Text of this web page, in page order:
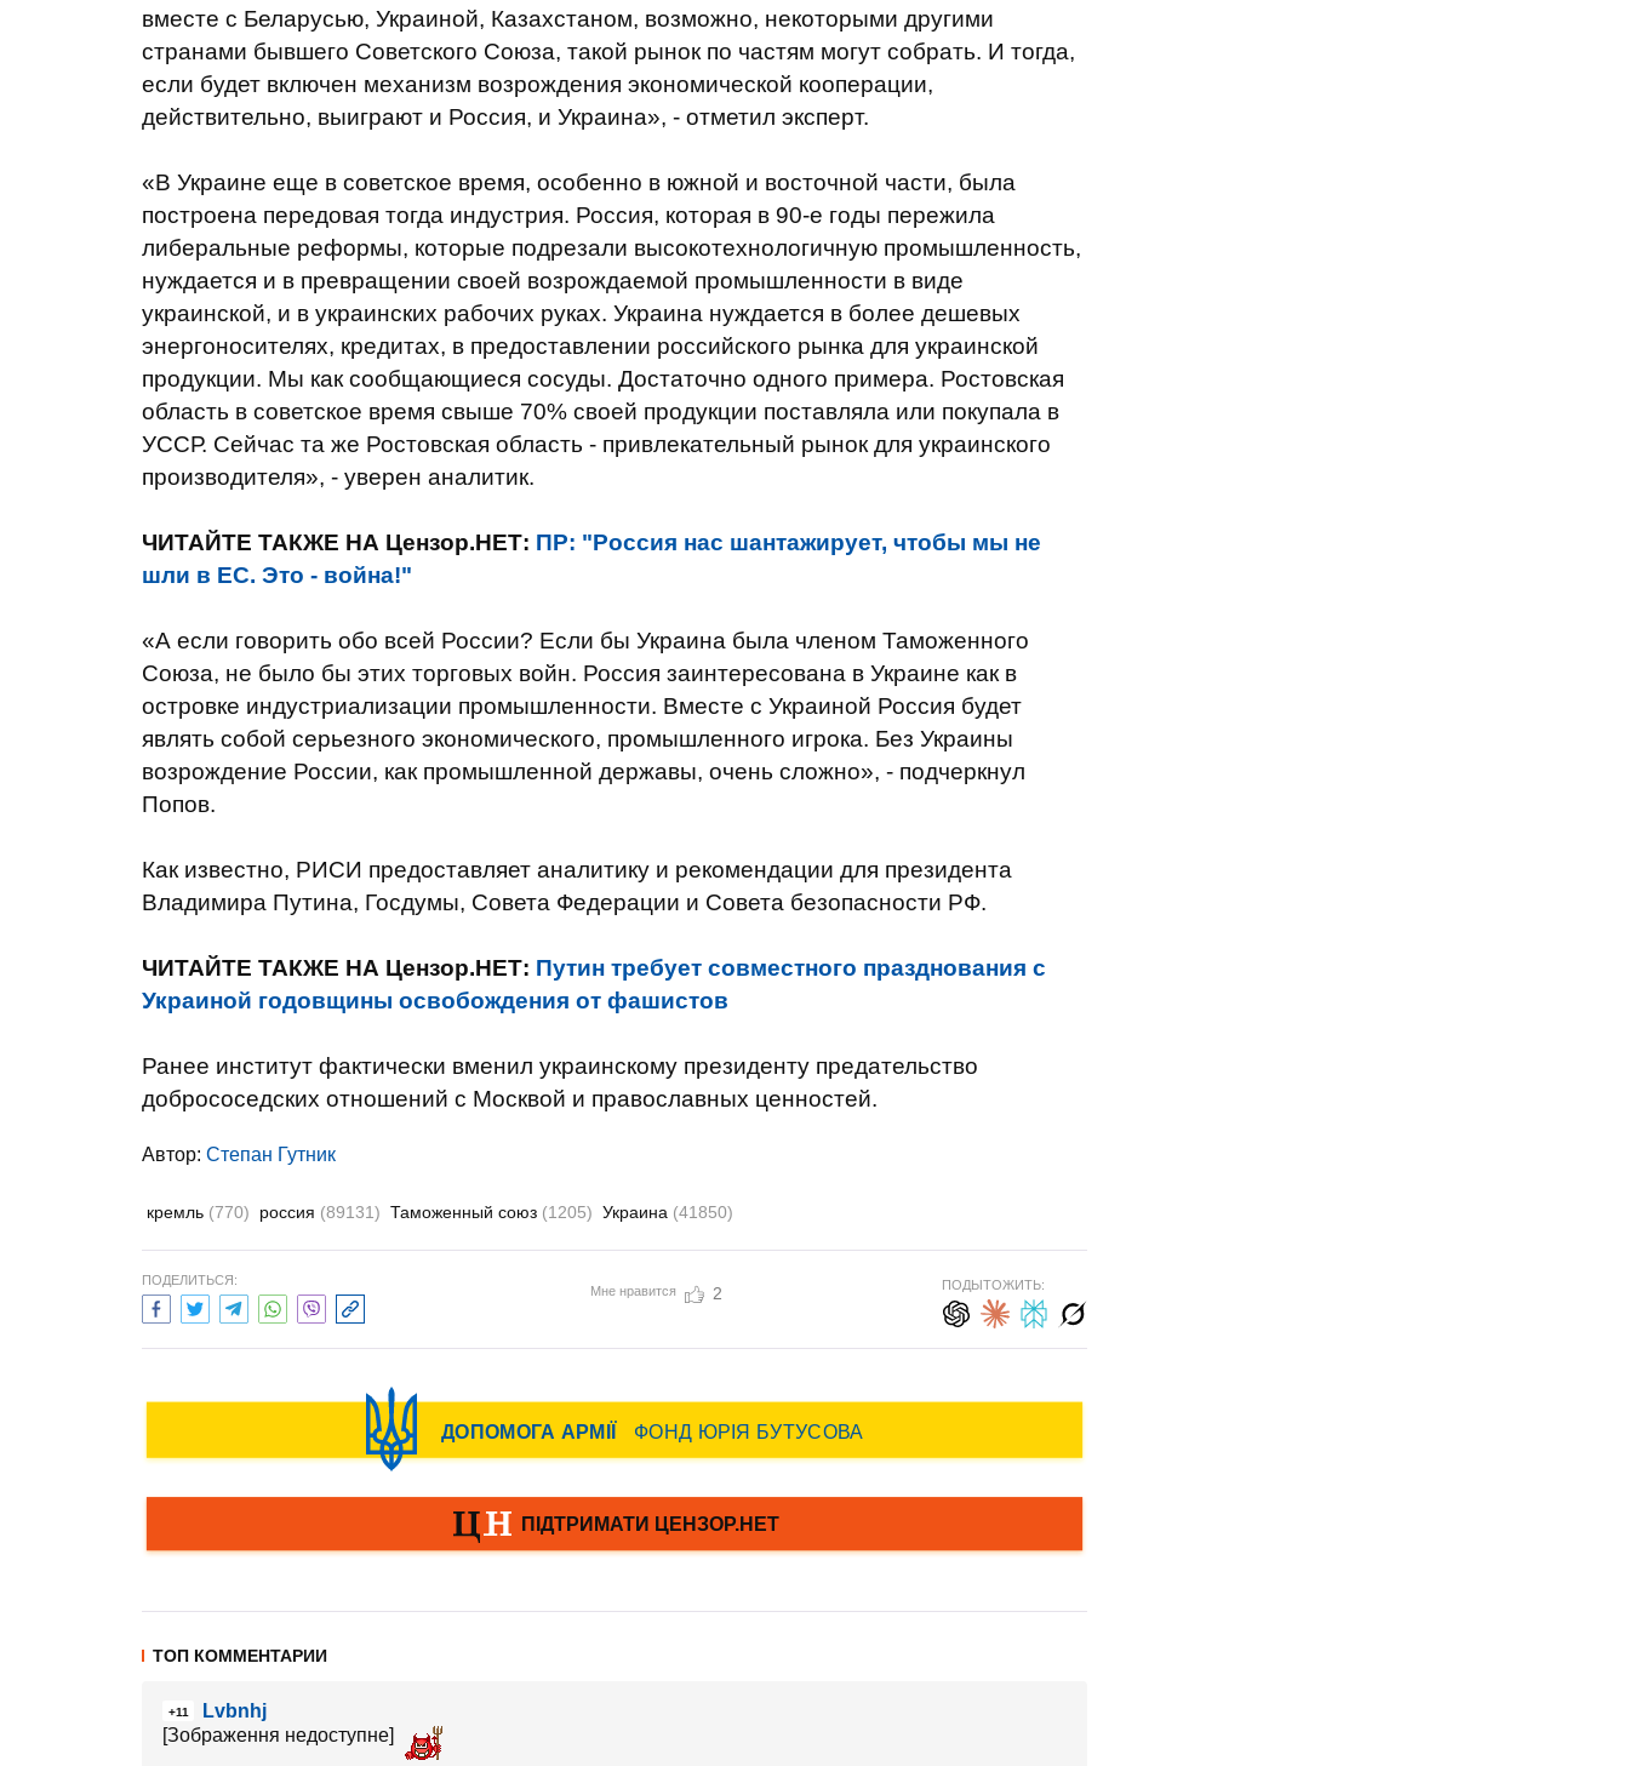
вместе с Беларусью, Украиной, Казахстаном, возможно, некоторыми другими
странами бывшего Советского Союза, такой рынок по частям могут собрать. И тогда,
если будет включен механизм возрождения экономической кооперации,
действительно, выиграют и Россия, и Украина», - отметил эксперт.
«В Украине еще в советское время, особенно в южной и восточной части, была
построена передовая тогда индустрия. Россия, которая в 90-е годы пережила
либеральные реформы, которые подрезали высокотехнологичную промышленность,
нуждается и в превращении своей возрождаемой промышленности в виде
украинской, и в украинских рабочих руках. Украина нуждается в более дешевых
энергоносителях, кредитах, в предоставлении российского рынка для украинской
продукции. Мы как сообщающиеся сосуды. Достаточно одного примера. Ростовская
область в советское время свыше 70% своей продукции поставляла или покупала в
УССР. Сейчас та же Ростовская область - привлекательный рынок для украинского
производителя», - уверен аналитик.
ЧИТАЙТЕ ТАКЖЕ НА Цензор.НЕТ: ПР: "Россия нас шантажирует, чтобы мы не
шли в ЕС. Это - война!"
«А если говорить обо всей России? Если бы Украина была членом Таможенного
Союза, не было бы этих торговых войн. Россия заинтересована в Украине как в
островке индустриализации промышленности. Вместе с Украиной Россия будет
являть собой серьезного экономического, промышленного игрока. Без Украины
возрождение России, как промышленной державы, очень сложно», - подчеркнул
Попов.
Как известно, РИСИ предоставляет аналитику и рекомендации для президента
Владимира Путина, Госдумы, Совета Федерации и Совета безопасности РФ.
ЧИТАЙТЕ ТАКЖЕ НА Цензор.НЕТ: Путин требует совместного празднования с
Украиной годовщины освобождения от фашистов
Ранее институт фактически вменил украинскому президенту предательство
добрососедских отношений с Москвой и православных ценностей.
Автор: Степан Гутник
кремль (770) россия (89131) Таможенный союз (1205) Украина (41850)
ПОДЕЛИТЬСЯ:
Мне нравится 2 ПОДЫТОЖИТЬ:
ТОП КОММЕНТАРИИ
+11
Lvbnhj
[Зображення недоступне]